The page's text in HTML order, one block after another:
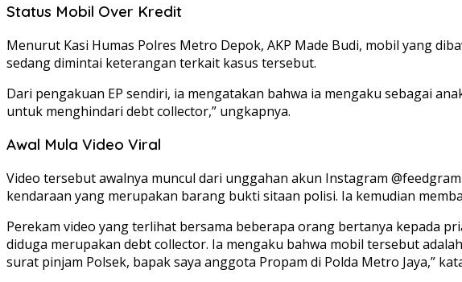
Status Mobil Over Kredit
Menurut Kasi Humas Polres Metro Depok, AKP Made Budi, mobil yang
sedang dimintai keterangan terkait kasus tersebut.
Dari pengakuan EP sendiri, ia mengatakan bahwa ia mengaku sebagai
untuk menghindari debt collector,” ungkapnya.
Awal Mula Video Viral
Video tersebut awalnya muncul dari unggahan akun Instagram
kendaraan yang merupakan barang bukti sitaan polisi. Ia kemudian
Perekam video yang terlihat bersama beberapa orang bertanya kepada
diduga merupakan debt collector. Ia mengaku bahwa mobil tersebut
surat pinjam Polsek, bapak saya anggota Propam di Polda Metro Jaya,”